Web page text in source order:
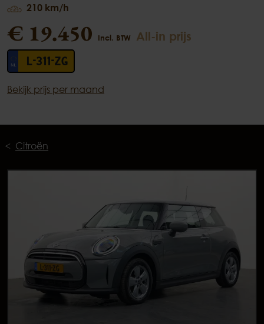
210 km/h
€ 19.450 Incl. BTW All-in prijs
L-311-ZG
Bekijk prijs per maand
Citroën